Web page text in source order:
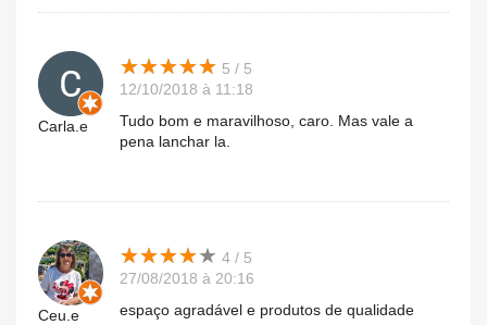
Carla.e
★★★★★
★★★★★ 5 / 5
12/10/2018 à 11:18
Tudo bom e maravilhoso, caro. Mas vale a
pena lanchar la.
Ceu.e
★★★★★
★★★★★ 4 / 5
27/08/2018 à 20:16
espaço agradável e produtos de qualidade